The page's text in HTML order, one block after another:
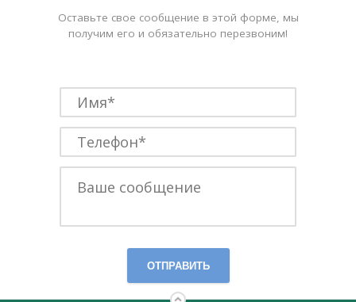
Оставьте свое сообщение в этой форме, мы
получим его и обязательно перезвоним!
ОТПРАВИТЬ